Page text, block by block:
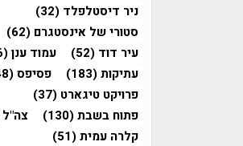
ניר דיסטלפלד (32)
סטורי של אינסטגרם (62)
עיר דוד (52) עמוד ענן(146)
עתיקות(183) פסיפס(48)
פרויקט טיגארט (37)
פתוח בשבת(130) צה"ל
קלרה עמית(51)